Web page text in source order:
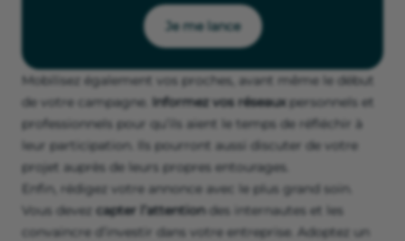
Je me lance
Mobilisez également vos proches, avant même le début
de votre campagne. Informez vos réseaux personnels et
professionnels pour qu’ils aient le temps de réfléchir à
leur participation. Ils pourront aussi discuter de votre
projet auprès de leurs propres entourages.
Enfin, rédigez votre annonce avec le plus grand soin.
Vous devez capter l’attentiondes internautes et les
convaincre d’investir dans votre entreprise. Adoptez un